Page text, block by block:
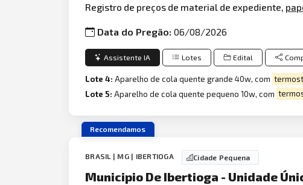
Registro de preços de material de expediente,
Data do Pregão:06/08/2026
Assistente IA Lotes Edital
Lote 4:Aparelho de cola quente grande 40w, com
Lote 5:Aparelho de cola quente pequeno 10w, com
Recomendamos
BRASIL | MG | IBERTIOGA Cidade Pequena
Municipio De Ibertioga - Unidade